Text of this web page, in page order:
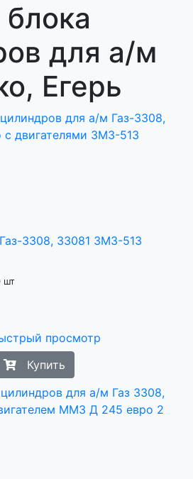
блока
для а/м
Егерь
3308, 33081 ЗМЗ-513
шт
просмотр
Купить